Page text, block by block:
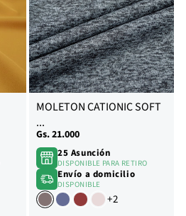
MOLETON CATIONIC SOFT
...
Precio
habitual
Gs. 21.000
25 Asunción
DISPONIBLE PARA RETIRO
Envío a domicilio
DISPONIBLE
+2